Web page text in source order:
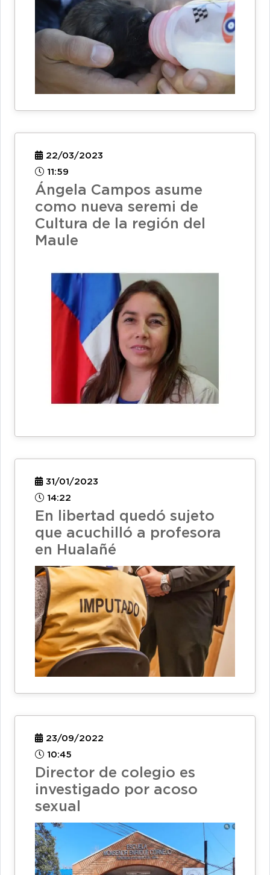
22/03/2023
11:59
Ángela Campos asume
como nueva seremi de
Cultura de la región del
Maule
31/01/2023
14:22
En libertad quedó sujeto
que acuchilló a profesora
en Hualañé
23/09/2022
10:45
Director de colegio es
investigado por acoso
sexual